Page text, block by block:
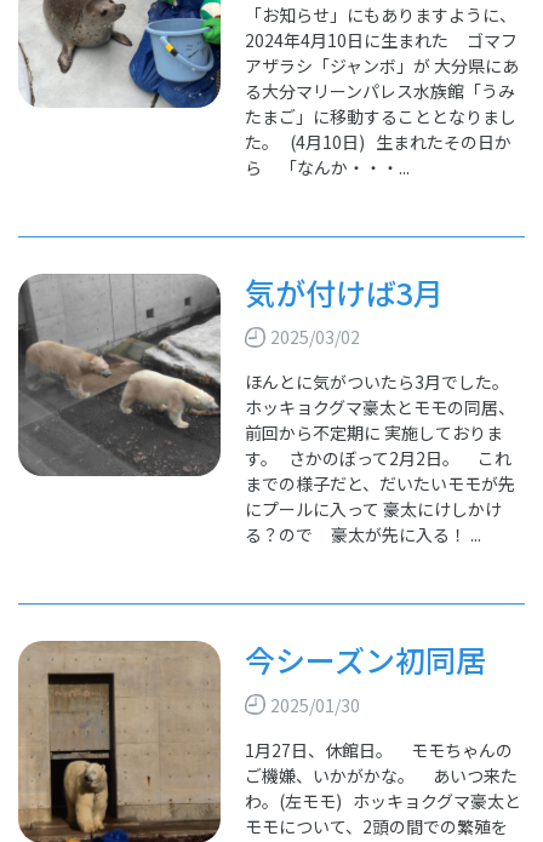
「お知らせ」にもありますように、
2024年4月10日に生まれた ゴマフ
アザラシ「ジャンボ」が 大分県にあ
る大分マリーンパレス水族館「うみ
たまご」に移動することとなりまし
た。 (4月10日) 生まれたその日か
ら 「なんか・・・...
気が付けば3月
2025/03/02
ほんとに気がついたら3月でした。
ホッキョクグマ豪太とモモの同居、
前回から不定期に 実施しておりま
す。 さかのぼって2月2日。 これ
までの様子だと、だいたいモモが先
にプールに入って 豪太にけしかけ
る？ので 豪太が先に入る！ ...
今シーズン初同居
2025/01/30
1月27日、休館日。 モモちゃんの
ご機嫌、いかがかな。 あいつ来た
わ。(左モモ) ホッキョクグマ豪太と
モモについて、2頭の間での繁殖を